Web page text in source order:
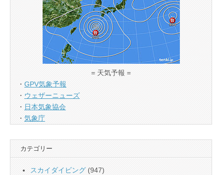
= 天気予報 =
・ GPV気象予報
・ ウェザーニューズ
・ 日本気象協会
・ 気象庁
カテゴリー
スカイダイビング (947)